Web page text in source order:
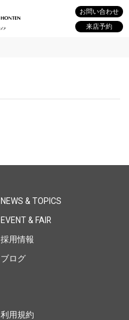
お問い合わせ
来店予約
NEWS & TOPICS
EVENT & FAIR
採用情報
ブログ
利用規約